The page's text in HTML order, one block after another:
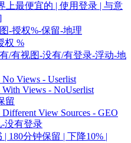
上最便宜的 | 使用登录 | 与意
-授权%-保留-地理
权 %
/有视图-没有/有登录-浮动-地
Views - Userlist
Views - NoUserlist
留
View Sources - GEO
没有登录
180分钟保留 | 下降10% |